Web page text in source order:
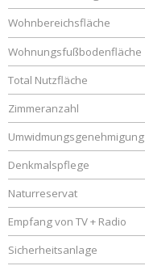
Wohnbereichsfläche
Wohnungsfußbodenfläche
Total Nutzfläche
Zimmeranzahl
Umwidmungsgenehmigung
Denkmalspflege
Naturreservat
Empfang von TV + Radio
Sicherheitsanlage